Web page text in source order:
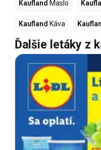
Kaufland Maslo
Kaufland Káva
Ďalšie letáky z